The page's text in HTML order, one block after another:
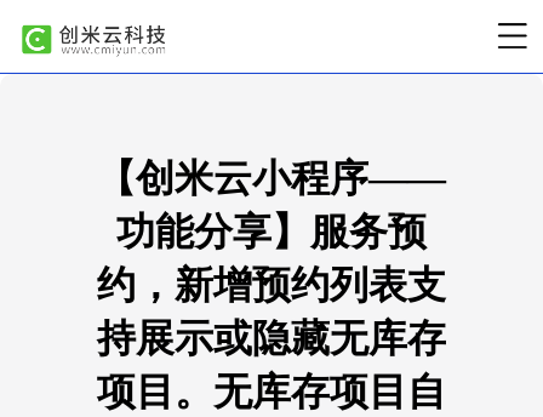
【创米云小程序——
功能分享】服务预
约，新增预约列表支
持展示或隐藏无库存
项目。无库存项目自